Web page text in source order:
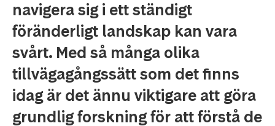
navigera sig i ett ständigt
föränderligt landskap kan vara
svårt. Med så många olika
tillvägagångssätt som det finns
idag är det ännu viktigare att göra
grundlig forskning för att förstå de